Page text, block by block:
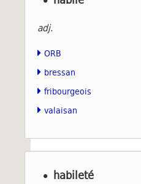
adj.
ORB
bressan
fribourgeois
valaisan
habileté